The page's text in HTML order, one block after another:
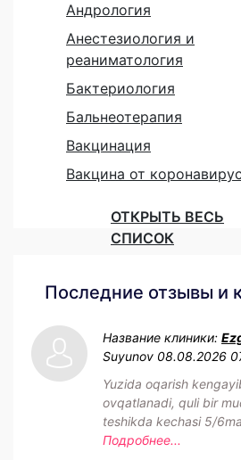
Андрология
Анестезиология и
реаниматология
Бактериология
Бальнеотерапия
Вакцинация
Вакцина от
ОТКРЫТЬ ВЕСЬ
СПИСОК
Последние отзывы и
Название клиники:
Suyunov 08.08.2026
Yuzida oqarish
ovqatlanadi, quli bir
teshikda kechasi 5/
Подробнее...